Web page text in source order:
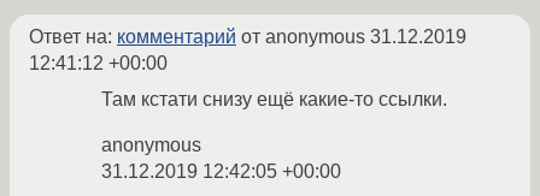
Ответ на: комментарий от anonymous 31.12.2019
12:41:12 +00:00
Там кстати снизу ещё какие-то ссылки.
anonymous
31.12.2019 12:42:05 +00:00